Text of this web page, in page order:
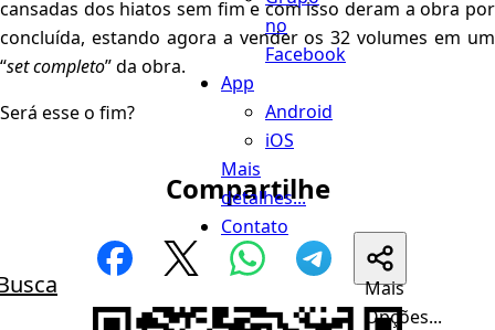
no
Facebook
App
Android
iOS
Mais
detalhes...
Contato
cansadas dos hiatos sem fim e com isso deram a obra por
concluída, estando agora a vender os 32 volumes em um
“set completo” da obra.
Será esse o fim?
Compartilhe
Mais
Opções...